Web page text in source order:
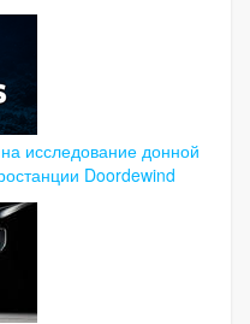
исследование донной
Doordewind